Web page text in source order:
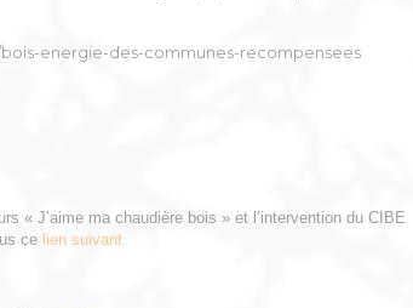
energie-des-communes-recompensees
« J’aime ma chaudière bois » et l’intervention du CIBE
ce lien suivant.